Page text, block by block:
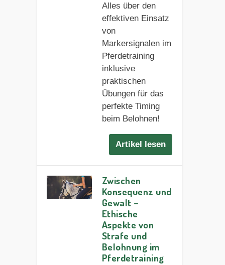
Alles über den
effektiven Einsatz
von
Markersignalen im
Pferdetraining
inklusive
praktischen
Übungen für das
perfekte Timing
beim Belohnen!
Artikel lesen
Zwischen
Konsequenz und
Gewalt –
Ethische
Aspekte von
Strafe und
Belohnung im
Pferdetraining